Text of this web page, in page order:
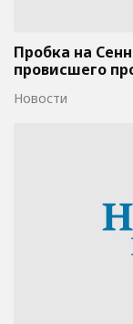
Пробка на
провисшего
Новости